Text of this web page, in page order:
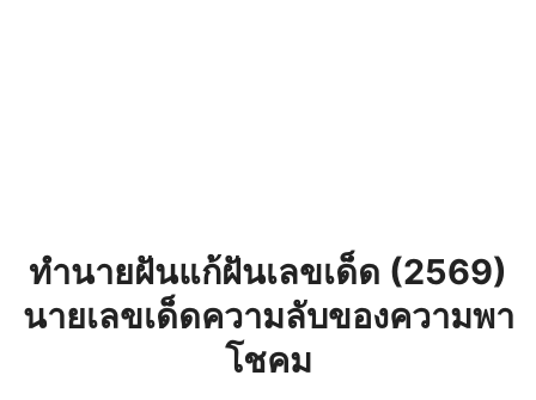
ทํานายฝันแก้ฝันเลขเด็ด (2569)
นายเลขเด็ดความลับของความพา
โชคม